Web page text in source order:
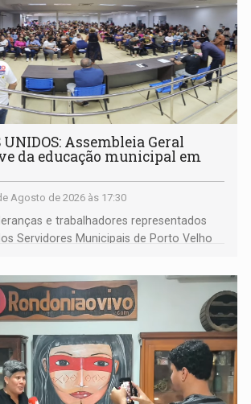
UNIDOS: Assembleia Geral
da educação municipal em
Agosto de 2026 às 17:30
e trabalhadores representados
Servidores Municipais de Porto Velho